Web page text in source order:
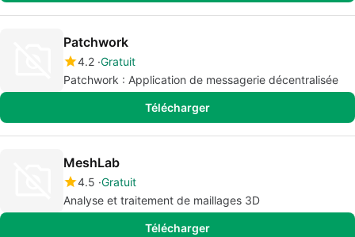
Patchwork
4.2 Gratuit
Patchwork : Application de messagerie décentralisée
Télécharger
MeshLab
4.5 Gratuit
Analyse et traitement de maillages 3D
Télécharger